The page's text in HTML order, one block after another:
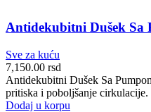
Antidekubitni Dušek Sa
Sve za kuću
7,150.00 rsd
Antidekubitni Dušek Sa
pritiska i poboljšanje cirkulacije.
Dodaj u korpu